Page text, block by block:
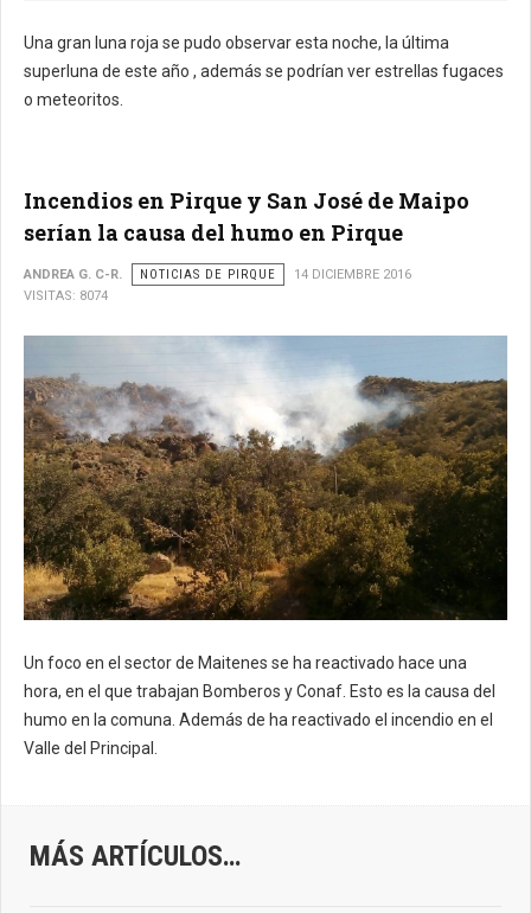
Una gran luna roja se pudo observar esta noche, la última
superluna de este año , además se podrían ver estrellas fugaces
o meteoritos.
Incendios en Pirque y San José de Maipo
serían la causa del humo en Pirque
ANDREA G. C-R. NOTICIAS DE PIRQUE
14 DICIEMBRE 2016
VISITAS: 8074
Un foco en el sector de Maitenes se ha reactivado hace una
hora, en el que trabajan Bomberos y Conaf. Esto es la causa del
humo en la comuna. Además de ha reactivado el incendio en el
Valle del Principal.
MÁS ARTÍCULOS…